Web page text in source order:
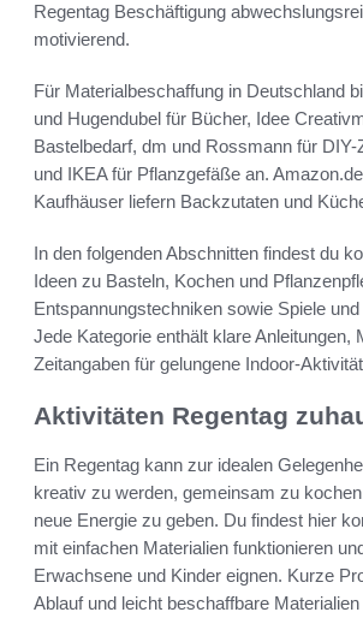
Regentag Beschäftigung
motivierend.
Für Materialbeschaffung in Deutschland
und Hugendubel für Bücher, Idee
Bastelbedarf, dm und Rossmann für
und IKEA für Pflanzgefäße an.
Kaufhäuser liefern Backzutaten und
In den folgenden Abschnitten findest du
Ideen zu Basteln, Kochen und
Entspannungstechniken sowie Spiele und
Jede Kategorie enthält klare Anleitungen,
Zeitangaben für gelungene Indoor-
Aktivitäten Regentag
Ein Regentag kann zur idealen
kreativ zu werden, gemeinsam zu
neue Energie zu geben. Du findest hier
mit einfachen Materialien funktionieren
Erwachsene und Kinder eignen. Kurze
Ablauf und leicht beschaffbare